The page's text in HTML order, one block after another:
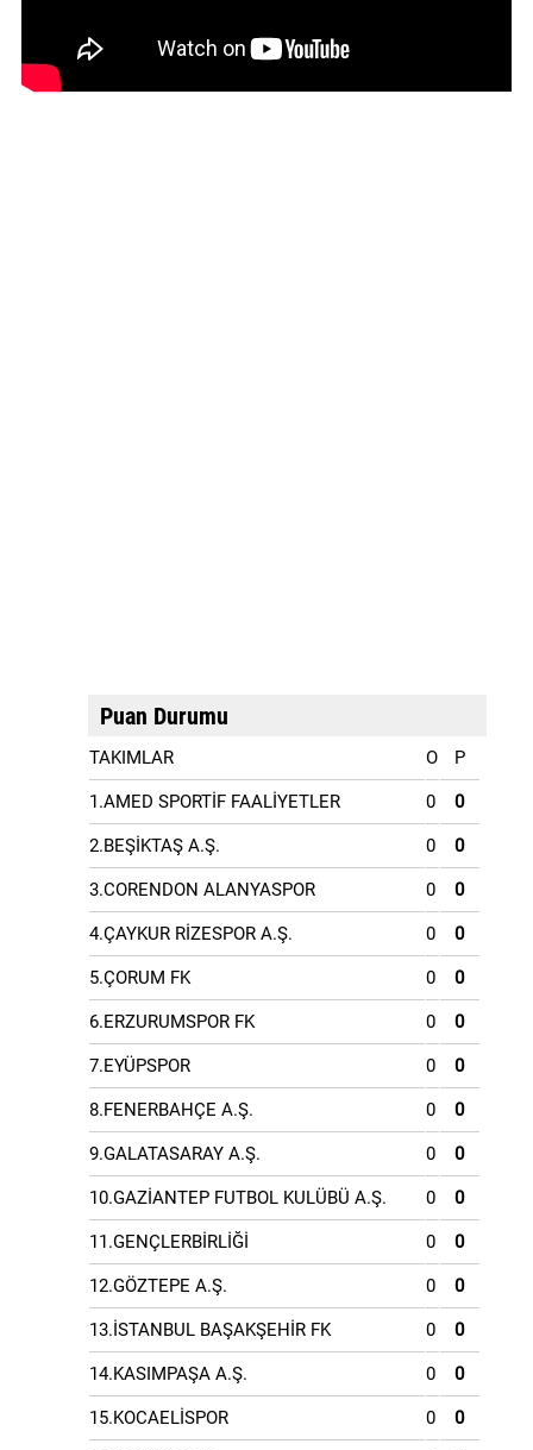
Puan Durumu
TAKIMLAR O P
1.AMED SPORTİF FAALİYETLER 0 0
2.BEŞİKTAŞ A.Ş. 0 0
3.CORENDON ALANYASPOR 0 0
4.ÇAYKUR RİZESPOR A.Ş. 0 0
5.ÇORUM FK 0 0
6.ERZURUMSPOR FK 0 0
7.EYÜPSPOR 0 0
8.FENERBAHÇE A.Ş. 0 0
9.GALATASARAY A.Ş. 0 0
10.GAZİANTEP FUTBOL KULÜBÜ A.Ş. 0 0
11.GENÇLERBİRLİĞİ 0 0
12.GÖZTEPE A.Ş. 0 0
13.İSTANBUL BAŞAKŞEHİR FK 0 0
14.KASIMPAŞA A.Ş. 0 0
15.KOCAELİSPOR 0 0